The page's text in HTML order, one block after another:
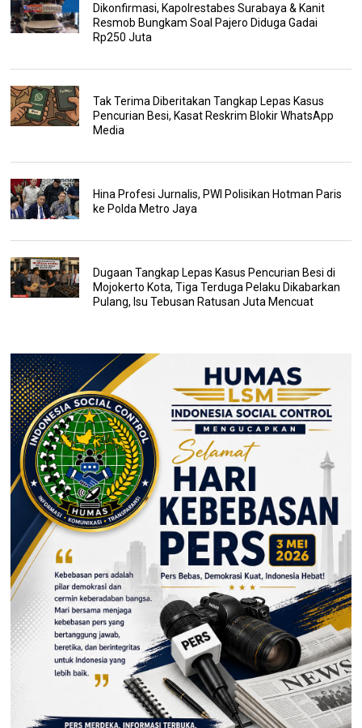
Dikonfirmasi, Kapolrestabes Surabaya & Kanit
Resmob Bungkam Soal Pajero Diduga Gadai
Rp250 Juta
Tak Terima Diberitakan Tangkap Lepas Kasus
Pencurian Besi, Kasat Reskrim Blokir WhatsApp
Media
Hina Profesi Jurnalis, PWI Polisikan Hotman Paris
ke Polda Metro Jaya
Dugaan Tangkap Lepas Kasus Pencurian Besi di
Mojokerto Kota, Tiga Terduga Pelaku Dikabarkan
Pulang, Isu Tebusan Ratusan Juta Mencuat